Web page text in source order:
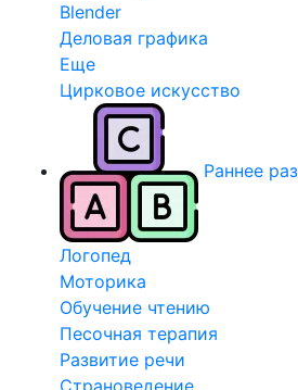
Blender
Деловая графика
Еще
Цирковое искусство
Раннее
Логопед
Моторика
Обучение чтению
Песочная терапия
Развитие речи
Страноведение